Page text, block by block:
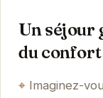
Un séjour
du
Imaginez-